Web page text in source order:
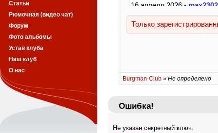
Burgman-Club » Не определено
Ошибка!
Не указан секретный ключ.
Статьи
Рюмочная (видео чат)
Форум
Фото альбомы
Устав клуба
Наш клуб
О нас